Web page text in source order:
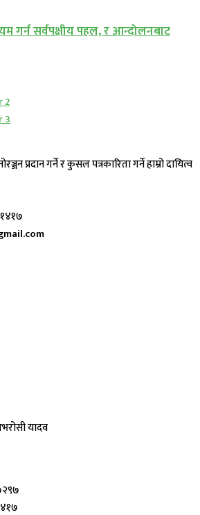
गर्न सर्वपक्षीय पहल, र आन्दोलनबाट
प्रदान गर्ने र कुसल पत्रकारिता गर्ने हाम्रो दायित्व
यादव